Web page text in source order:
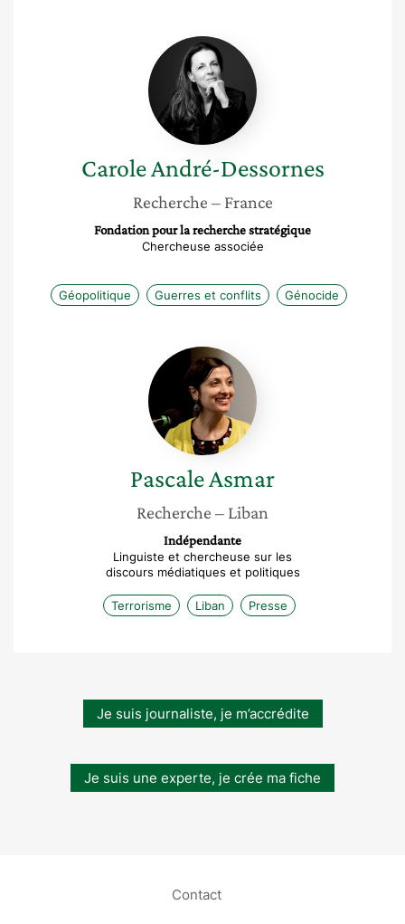
Carole
André-
Dessornes
CaroleAndré-Dessornes
Recherche – France
Fondation pour la recherche stratégique
Chercheuse associée
Géopolitique Guerres et conflits Génocide
Pascale
Asmar
PascaleAsmar
Recherche – Liban
Indépendante
Linguiste et chercheuse sur les
discours médiatiques et politiques
Terrorisme Liban Presse
Je suis journaliste, je m’accrédite
Je suis une experte, je crée ma fiche
Contact